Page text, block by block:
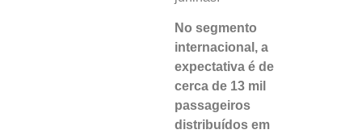
No segmento
internacional, a
expectativa é de
cerca de 13 mil
passageiros
distribuídos em